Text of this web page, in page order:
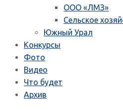
ООО «ЛМЗ»
Сельское
Южный Урал
Конкурсы
Фото
Видео
Что будет
Архив